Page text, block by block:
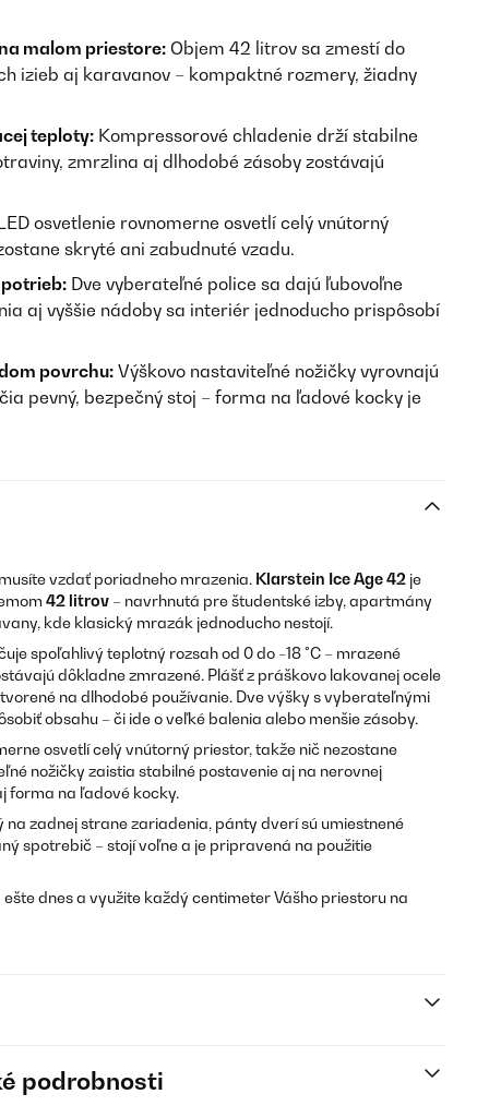
malom priestore: Objem 42 litrov sa zmestí do
izieb aj karavanov – kompaktné rozmery, žiadny
teploty: Kompressorové chladenie drží stabilne
zmrzlina aj dlhodobé zásoby zostávajú
osvetlenie rovnomerne osvetlí celý vnútorný
skryté ani zabudnuté vzadu.
Dve vyberateľné police sa dajú ľubovoľne
aj vyššie nádoby sa interiér jednoducho prispôsobí
povrchu: Výškovo nastaviteľné nožičky vyrovnajú
pevný, bezpečný stoj – forma na ľadové kocky je
vzdať poriadneho mrazenia. Klarstein Ice Age 42 je
42 litrov – navrhnutá pre študentské izby, apartmány
kde klasický mrazák jednoducho nestojí.
spoľahlivý teplotný rozsah od 0 do −18 °C – mrazené
dôkladne zmrazené. Plášť z práškovo lakovanej ocele
na dlhodobé používanie. Dve výšky s vyberateľnými
obsahu – či ide o veľké balenia alebo menšie zásoby.
osvetlí celý vnútorný priestor, takže nič nezostane
nožičky zaistia stabilné postavenie aj na nerovnej
forma na ľadové kocky.
zadnej strane zariadenia, pánty dverí sú umiestnené
spotrebič – stojí voľne a je pripravená na použitie
dnes a využite každý centimeter Vášho priestoru na
podrobnosti